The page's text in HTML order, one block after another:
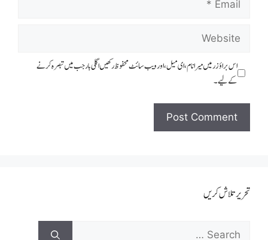
اس براؤزر میں میرا نام، ای میل، اور ویب سائٹ محفوظ رکھیں اگلی بار جب میں تبصرہ کرنے
کےلیے۔
تحریر تلاش کریں